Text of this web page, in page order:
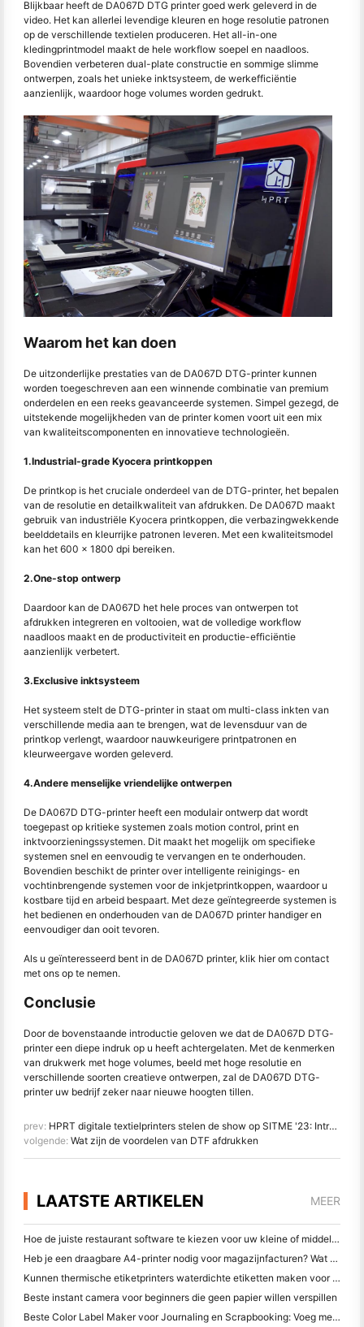
Blijkbaar heeft de DA067D DTG printer goed werk geleverd in de
video. Het kan allerlei levendige kleuren en hoge resolutie patronen
op de verschillende textielen produceren. Het all-in-one
kledingprintmodel maakt de hele workflow soepel en naadloos.
Bovendien verbeteren dual-plate constructie en sommige slimme
ontwerpen, zoals het unieke inktsysteem, de werkefficiëntie
aanzienlijk, waardoor hoge volumes worden gedrukt.
Waarom het kan doen
De uitzonderlijke prestaties van de DA067D DTG-printer kunnen
worden toegeschreven aan een winnende combinatie van premium
onderdelen en een reeks geavanceerde systemen. Simpel gezegd, de
uitstekende mogelijkheden van de printer komen voort uit een mix
van kwaliteitscomponenten en innovatieve technologieën.
1.Industrial-grade Kyocera printkoppen
De printkop is het cruciale onderdeel van de DTG-printer, het bepalen
van de resolutie en detailkwaliteit van afdrukken. De DA067D maakt
gebruik van industriële Kyocera printkoppen, die verbazingwekkende
beelddetails en kleurrijke patronen leveren. Met een kwaliteitsmodel
kan het 600 x 1800 dpi bereiken.
2.One-stop ontwerp
Daardoor kan de DA067D het hele proces van ontwerpen tot
afdrukken integreren en voltooien, wat de volledige workflow
naadloos maakt en de productiviteit en productie-efficiëntie
aanzienlijk verbetert.
3.Exclusive inktsysteem
Het systeem stelt de DTG-printer in staat om multi-class inkten van
verschillende media aan te brengen, wat de levensduur van de
printkop verlengt, waardoor nauwkeurigere printpatronen en
kleurweergave worden geleverd.
4.Andere menselijke vriendelijke ontwerpen
De DA067D DTG-printer heeft een modulair ontwerp dat wordt
toegepast op kritieke systemen zoals motion control, print en
inktvoorzieningssystemen. Dit maakt het mogelijk om specifieke
systemen snel en eenvoudig te vervangen en te onderhouden.
Bovendien beschikt de printer over intelligente reinigings- en
vochtinbrengende systemen voor de inkjetprintkoppen, waardoor u
kostbare tijd en arbeid bespaart. Met deze geïntegreerde systemen is
het bedienen en onderhouden van de DA067D printer handiger en
eenvoudiger dan ooit tevoren.
Als u geïnteresseerd bent in de DA067D printer, klik hier om contact
met ons op te nemen.
Conclusie
Door de bovenstaande introductie geloven we dat de DA067D DTG-
printer een diepe indruk op u heeft achtergelaten. Met de kenmerken
van drukwerk met hoge volumes, beeld met hoge resolutie en
verschillende soorten creatieve ontwerpen, zal de DA067D DTG-
printer uw bedrijf zeker naar nieuwe hoogten tillen.
prev: HPRT digitale textielprinters stelen de show op SITME '23: Introductie van de DA182T Plus & DA188S
volgende: Wat zijn de voordelen van DTF afdrukken
LAATSTE ARTIKELEN MEER
Hoe de juiste restaurant software te kiezen voor uw kleine of middelgrote restaurant
Heb je een draagbare A4-printer nodig voor magazijnfacturen? Wat werkelijk werkt
Kunnen thermische etiketprinters waterdichte etiketten maken voor kleine bedrijfsproducten?
Beste instant camera voor beginners die geen papier willen verspillen
Beste Color Label Maker voor Journaling en Scrapbooking: Voeg meer kleur toe aan elke pagina